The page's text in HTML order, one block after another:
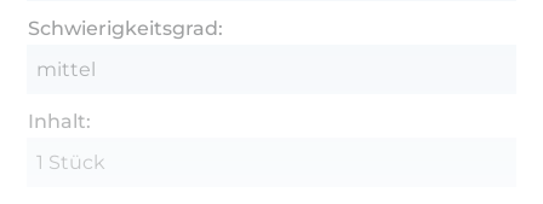
Schwierigkeitsgrad:
mittel
Inhalt:
1 Stück